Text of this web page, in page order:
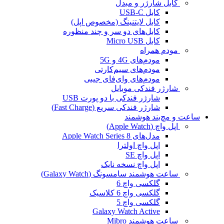
کابل شارژر و مبدل
کابل USB-C
کابل لایتنینگ (مخصوص اپل)
کابل‌های دو سر و چند منظوره
کابل Micro USB
مودم همراه
مودم‌های 4G و 5G
مودم‌های سیم‌کارتی
مودم‌های وای‌فای جیبی
شارژر فندکی موبایل
شارژر فندکی با دو پورت USB
شارژر فندکی سریع (Fast Charge)
ساعت و مچ‌بند هوشمند
اپل واچ (Apple Watch)
مدل‌های Apple Watch Series 8
اپل واچ اولترا
اپل واچ SE
اپل واچ نسخه نایک
ساعت هوشمند سامسونگ (Galaxy Watch)
گلکسی واچ 6
گلکسی واچ 6 کلاسیک
گلکسی واچ 5
Galaxy Watch Active
ساعت هوشمند Mibro